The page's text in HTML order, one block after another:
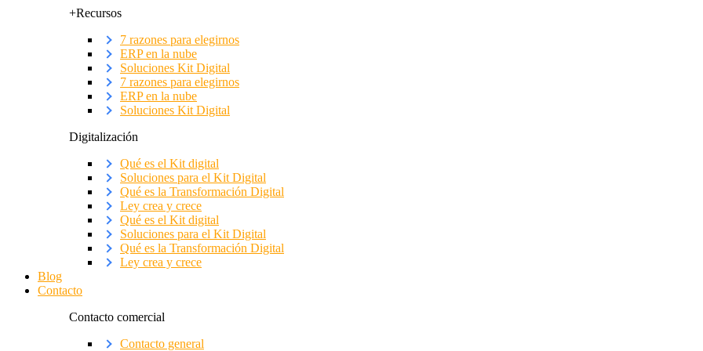
+Recursos
7 razones para elegirnos
ERP en la nube
Soluciones Kit Digital
7 razones para elegirnos
ERP en la nube
Soluciones Kit Digital
Digitalización
Qué es el Kit digital
Soluciones para el Kit Digital
Qué es la Transformación Digital
Ley crea y crece
Qué es el Kit digital
Soluciones para el Kit Digital
Qué es la Transformación Digital
Ley crea y crece
Blog
Contacto
Contacto comercial
Contacto general